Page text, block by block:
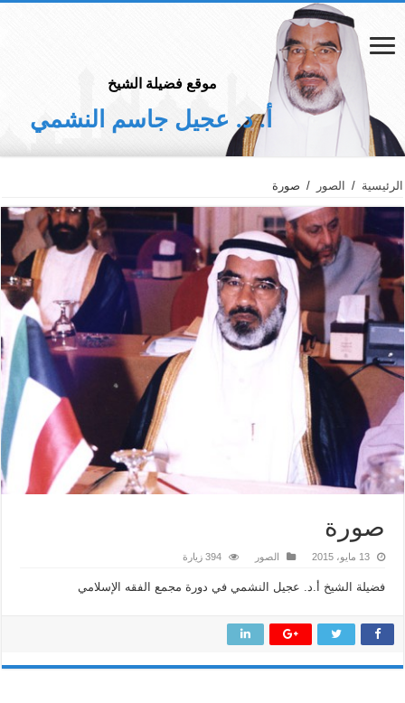
موقع فضيلة الشيخ
أ. د. عجيل جاسم النشمي
الرئيسية / الصور / صورة
صورة
13 مايو، 2015 الصور 394 زيارة
فضيلة الشيخ أ.د. عجيل النشمي في دورة مجمع الفقه الإسلامي